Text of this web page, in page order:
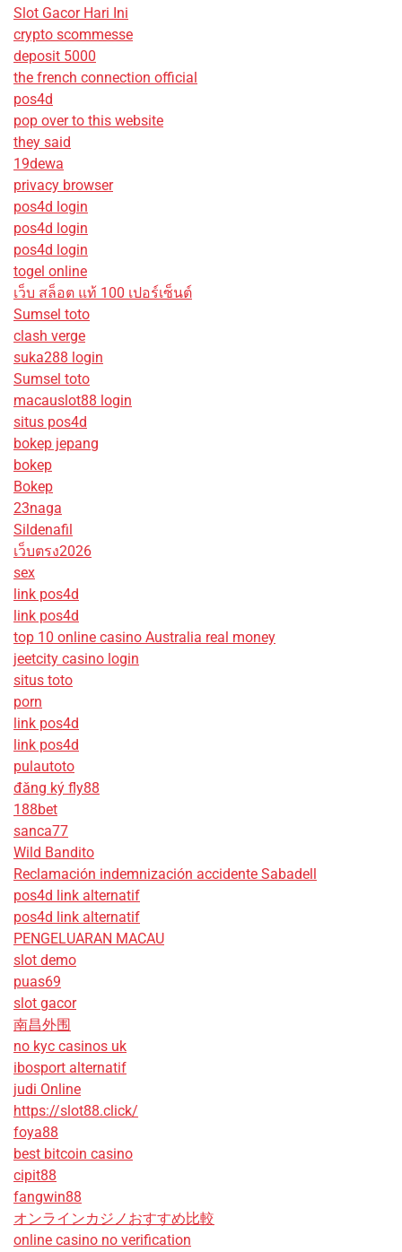
Slot Gacor Hari Ini
crypto scommesse
deposit 5000
the french connection official
pos4d
pop over to this website
they said
19dewa
privacy browser
pos4d login
pos4d login
pos4d login
togel online
เว็บ สล็อต แท้ 100 เปอร์เซ็นต์
Sumsel toto
clash verge
suka288 login
Sumsel toto
macauslot88 login
situs pos4d
bokep jepang
bokep
Bokep
23naga
Sildenafil
เว็บตรง2026
sex
link pos4d
link pos4d
top 10 online casino Australia real money
jeetcity casino login
situs toto
porn
link pos4d
link pos4d
pulautoto
đăng ký fly88
188bet
sanca77
Wild Bandito
Reclamación indemnización accidente Sabadell
pos4d link alternatif
pos4d link alternatif
PENGELUARAN MACAU
slot demo
puas69
slot gacor
南昌外围
no kyc casinos uk
ibosport alternatif
judi Online
https://slot88.click/
foya88
best bitcoin casino
cipit88
fangwin88
オンラインカジノおすすめ比較
online casino no verification